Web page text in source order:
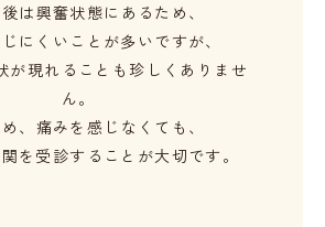
は興奮状態にあるため、
にくい ことが多いですが、
が現れることも珍しくありませ
ん。
、痛みを感じなくても、
を受診する ことが大切です。